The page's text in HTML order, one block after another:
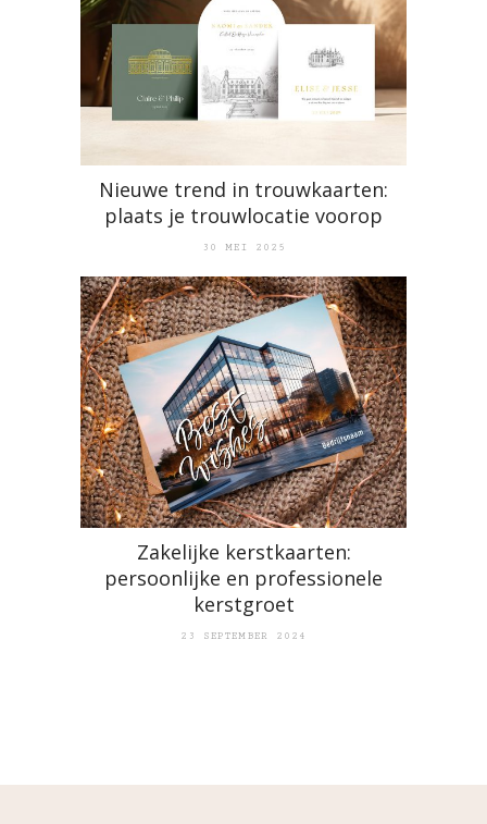
Nieuwe trend in trouwkaarten:
plaats je trouwlocatie voorop
30 MEI 2025
Zakelijke kerstkaarten:
persoonlijke en professionele
kerstgroet
23 SEPTEMBER 2024